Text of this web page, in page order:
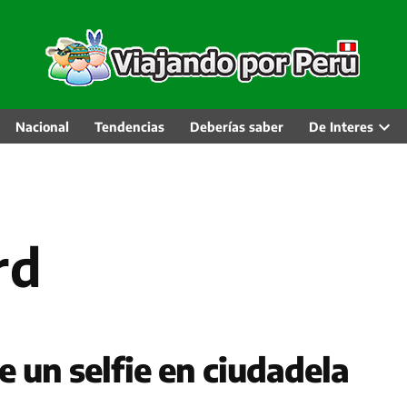
Nacional Tendencias Deberías saber De Interes
un selfie en ciudadela